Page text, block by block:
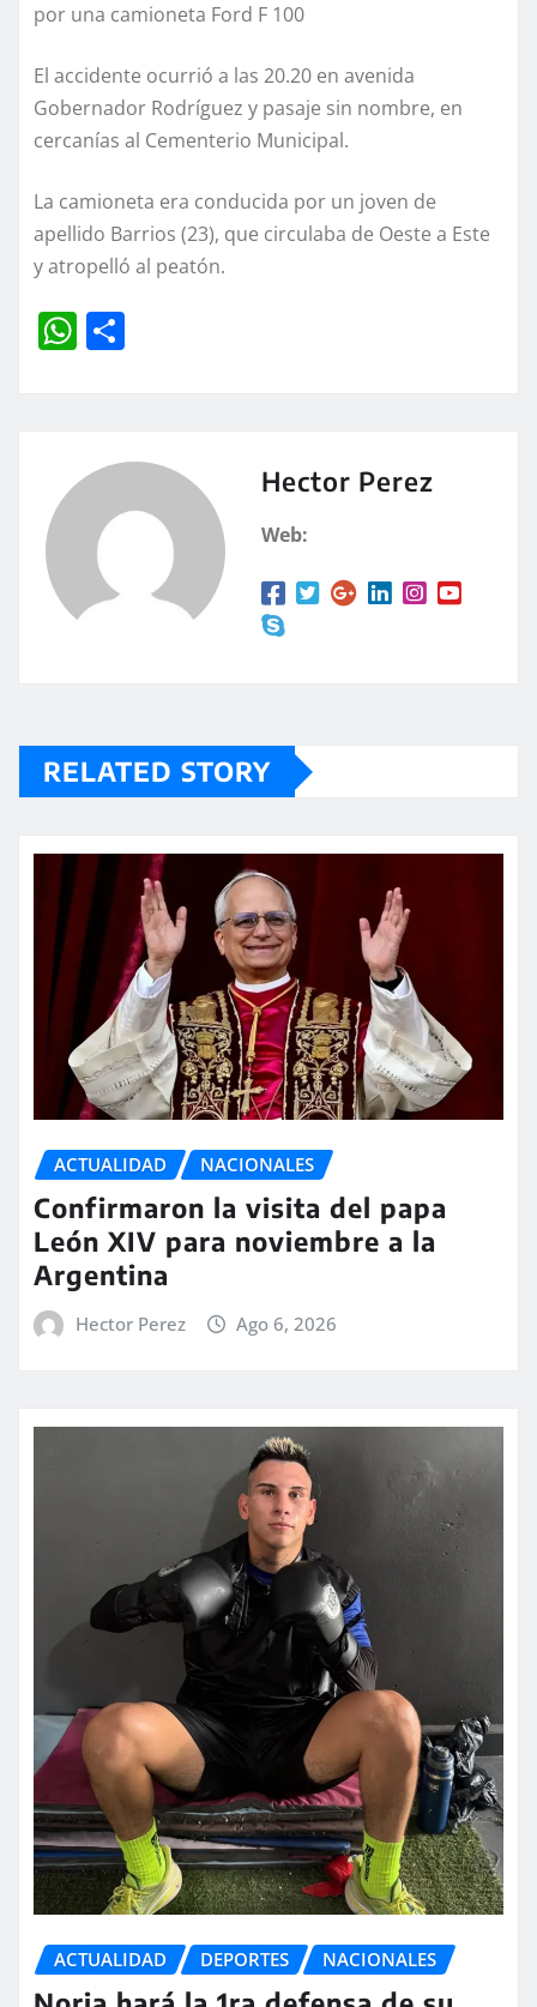
por una camioneta Ford F 100
El accidente ocurrió a las 20.20 en avenida
Gobernador Rodríguez y pasaje sin nombre, en
cercanías al Cementerio Municipal.
La camioneta era conducida por un joven de
apellido Barrios (23), que circulaba de Oeste a Este
y atropelló al peatón.
W
A
p
rt
Hector Perez
Web:
RELATED STORY
ACTUALIDAD NACIONALES
Confirmaron la visita del papa
León XIV para noviembre a la
Argentina
Hector Perez Ago 6, 2026
ACTUALIDAD DEPORTES NACIONALES